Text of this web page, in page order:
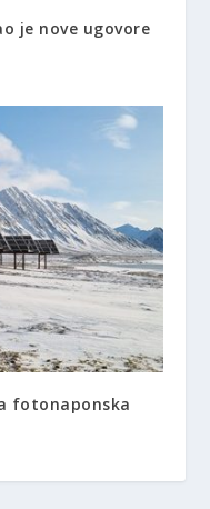
je nove ugovore
fotonaponska